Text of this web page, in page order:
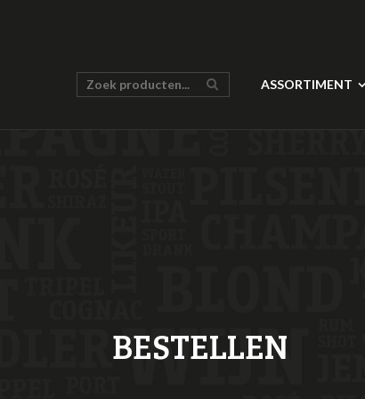
ASSORTIMENT
BESTELLEN